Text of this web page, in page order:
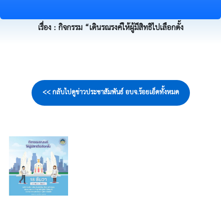
เรื่อง : กิจกรรม “เดินรณรงค์ให้ผู้มีสิทธิไปเลือกตั้ง
<< กลับไปดูข่าวประชาสัมพันธ์ อบจ.ร้อยเอ็ดทั้งหมด